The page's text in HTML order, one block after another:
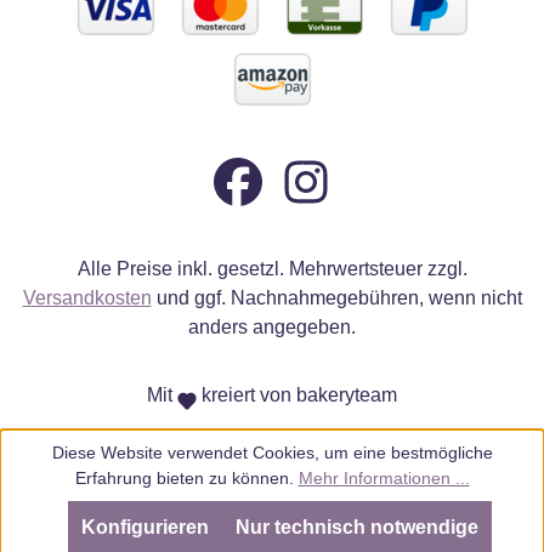
Alle Preise inkl. gesetzl. Mehrwertsteuer zzgl.
Versandkosten und ggf. Nachnahmegebühren, wenn nicht
anders angegeben.
Mit kreiert von bakeryteam
Diese Website verwendet Cookies, um eine bestmögliche
Erfahrung bieten zu können. Mehr Informationen ...
Nur technisch notwendige
Konfigurieren